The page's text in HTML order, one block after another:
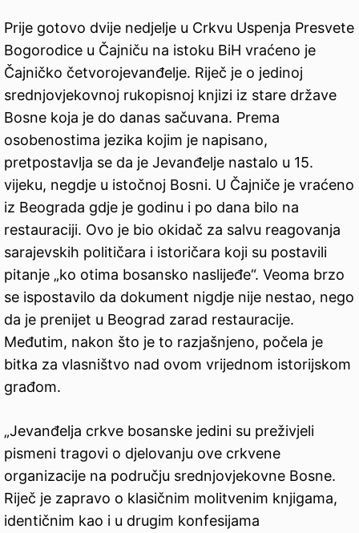
Prije gotovo dvije nedjelje u Crkvu Uspenja Presvete
Bogorodice u Čajniču na istoku BiH vraćeno je
Čajničko četvorojevanđelje. Riječ je o jedinoj
srednjovjekovnoj rukopisnoj knjizi iz stare države
Bosne koja je do danas sačuvana. Prema
osobenostima jezika kojim je napisano,
pretpostavlja se da je Jevanđelje nastalo u 15.
vijeku, negdje u istočnoj Bosni. U Čajniče je vraćeno
iz Beograda gdje je godinu i po dana bilo na
restauraciji. Ovo je bio okidač za salvu reagovanja
sarajevskih političara i istoričara koji su postavili
pitanje „ko otima bosansko naslijeđe“. Veoma brzo
se ispostavilo da dokument nigdje nije nestao, nego
da je prenijet u Beograd zarad restauracije.
Međutim, nakon što je to razjašnjeno, počela je
bitka za vlasništvo nad ovom vrijednom istorijskom
građom.
„Jevanđelja crkve bosanske jedini su preživjeli
pismeni tragovi o djelovanju ove crkvene
organizacije na području srednjovjekovne Bosne.
Riječ je zapravo o klasičnim molitvenim knjigama,
identičnim kao i u drugim konfesijama